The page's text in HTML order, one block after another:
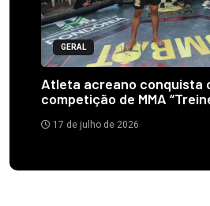
GERAL
Atleta acreano conquista
competição de MMA
17 de julho de 2026